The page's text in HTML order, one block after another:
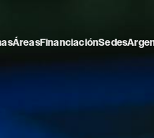
ÁreasFinanciaciónSedes